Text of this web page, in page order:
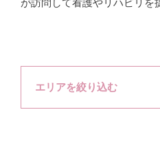
が訪問して看護やリハビリを
エリアを絞り込む